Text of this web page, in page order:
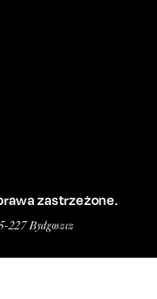
zastrzeżone.
Bydgoszcz